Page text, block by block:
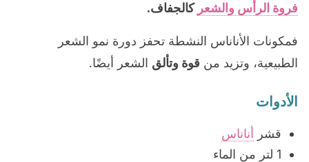
فروة الرأس والشعر كالجفاف.
فمكونات الأناناس النشطة تحفز دورة نمو الشعر
الطبيعية، وتزيد من قوة وتألق الشعر أيضًا.
الأدوات
قشر أناناس
1 لتر من الماء